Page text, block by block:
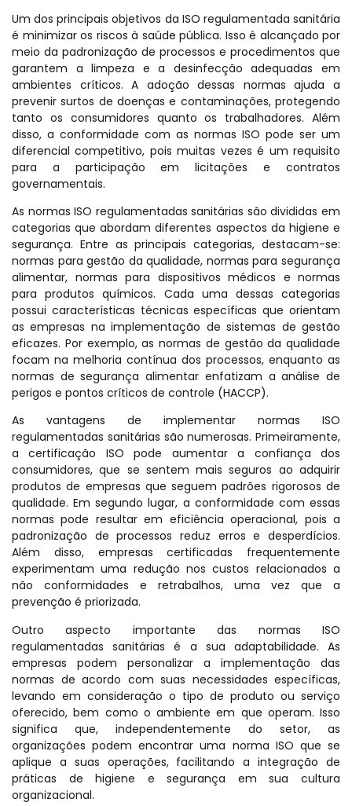
Um dos principais objetivos da ISO regulamentada sanitária
é minimizar os riscos à saúde pública. Isso é alcançado por
meio da padronização de processos e procedimentos que
garantem a limpeza e a desinfecção adequadas em
ambientes críticos. A adoção dessas normas ajuda a
prevenir surtos de doenças e contaminações, protegendo
tanto os consumidores quanto os trabalhadores. Além
disso, a conformidade com as normas ISO pode ser um
diferencial competitivo, pois muitas vezes é um requisito
para a participação em licitações e contratos
governamentais.
As normas ISO regulamentadas sanitárias são divididas em
categorias que abordam diferentes aspectos da higiene e
segurança. Entre as principais categorias, destacam-se:
normas para gestão da qualidade, normas para segurança
alimentar, normas para dispositivos médicos e normas
para produtos químicos. Cada uma dessas categorias
possui características técnicas específicas que orientam
as empresas na implementação de sistemas de gestão
eficazes. Por exemplo, as normas de gestão da qualidade
focam na melhoria contínua dos processos, enquanto as
normas de segurança alimentar enfatizam a análise de
perigos e pontos críticos de controle (HACCP).
As vantagens de implementar normas ISO
regulamentadas sanitárias são numerosas. Primeiramente,
a certificação ISO pode aumentar a confiança dos
consumidores, que se sentem mais seguros ao adquirir
produtos de empresas que seguem padrões rigorosos de
qualidade. Em segundo lugar, a conformidade com essas
normas pode resultar em eficiência operacional, pois a
padronização de processos reduz erros e desperdícios.
Além disso, empresas certificadas frequentemente
experimentam uma redução nos custos relacionados a
não conformidades e retrabalhos, uma vez que a
prevenção é priorizada.
Outro aspecto importante das normas ISO
regulamentadas sanitárias é a sua adaptabilidade. As
empresas podem personalizar a implementação das
normas de acordo com suas necessidades específicas,
levando em consideração o tipo de produto ou serviço
oferecido, bem como o ambiente em que operam. Isso
significa que, independentemente do setor, as
organizações podem encontrar uma norma ISO que se
aplique a suas operações, facilitando a integração de
práticas de higiene e segurança em sua cultura
organizacional.